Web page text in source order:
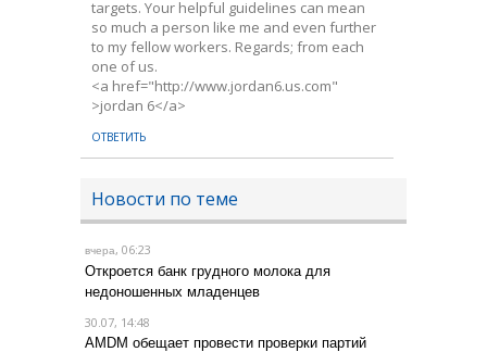
targets. Your helpful guidelines can mean
so much a person like me and even further
to my fellow workers. Regards; from each
one of us.
<a href="http://www.jordan6.us.com"
>jordan 6</a>
ОТВЕТИТЬ
Новости по теме
вчера, 06:23
Откроется банк грудного молока для
недоношенных младенцев
30.07, 14:48
AMDM обещает провести проверки партий